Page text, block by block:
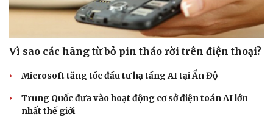
Vì sao các hãng từ bỏ pin tháo rời trên điện thoại?
Microsoft tăng tốc đầu tư hạ tầng AI tại Ấn Độ
Trung Quốc đưa vào hoạt động cơ sở điện toán AI lớn
nhất thế giới